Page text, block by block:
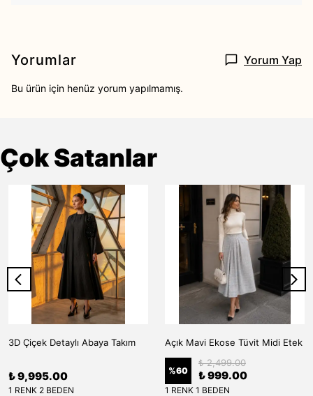
Yorumlar Yorum Yap
Bu ürün için henüz yorum yapılmamış.
Çok Satanlar
3D Çiçek Detaylı Abaya Takım
₺ 9,995.00
1 RENK 2 BEDEN
Açık Mavi Ekose Tüvit Midi Etek
%60
₺ 2,499.00
₺ 999.00
1 RENK 1 BEDEN